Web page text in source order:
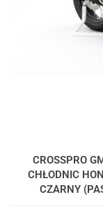
CROSSPRO
CHŁODNIC
CZARNY